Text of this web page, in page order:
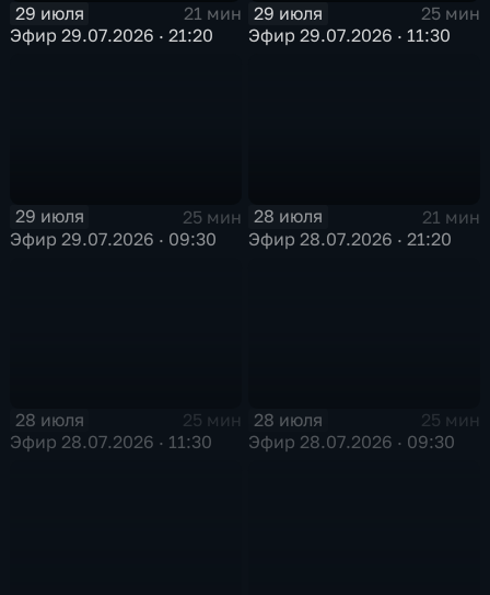
29 июля
21 мин
Эфир 29.07.2026 · 21:20
29 июля
25 мин
Эфир 29.07.2026 · 11:30
29 июля
25 мин
Эфир 29.07.2026 · 09:30
28 июля
21 мин
Эфир 28.07.2026 · 21:20
28 июля
25 мин
Эфир 28.07.2026 · 11:30
28 июля
25 мин
Эфир 28.07.2026 · 09:30